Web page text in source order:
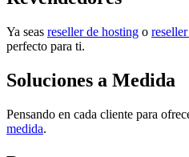
Ya seas reseller de hosting o
perfecto para ti.
Soluciones a Medida
Pensando en cada cliente para
medida.